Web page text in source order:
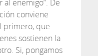
enemigo”. De
conviene
primero, que
sostienen la
Si, pongamos